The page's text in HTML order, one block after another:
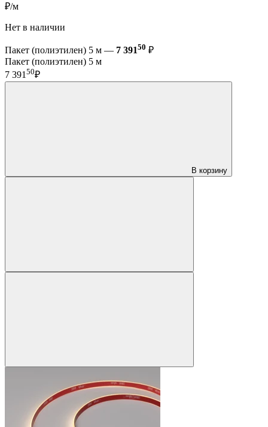
₽/м
Нет в наличии
Пакет (полиэтилен) 5 м — 7 39150 ₽
Пакет (полиэтилен) 5 м
7 39150₽
В корзину